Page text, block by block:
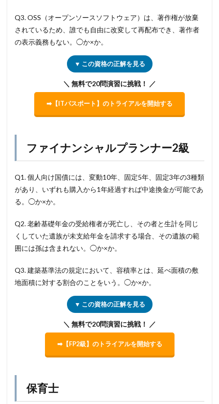
Q3. OSS（オープンソースソフトウェア）は、著作権が放棄
されているため、誰でも自由に改変して再配布でき、著作者
の表示義務もない。◯か×か。
▼ この資格の正解を見る
＼ 無料で20問演習に挑戦！ ／
➡【ITパスポート】のトライアルを開始する
ファイナンシャルプランナー2級
Q1. 個人向け国債には、変動10年、固定5年、固定3年の3種類
があり、いずれも購入から1年経過すれば中途換金が可能であ
る。◯か×か。
Q2. 老齢基礎年金の受給権者が死亡し、その者と生計を同じ
くしていた遺族が未支給年金を請求する場合、その遺族の範
囲には孫は含まれない。◯か×か。
Q3. 建築基準法の規定において、容積率とは、延べ面積の敷
地面積に対する割合のことをいう。◯か×か。
▼ この資格の正解を見る
＼ 無料で20問演習に挑戦！ ／
➡【FP2級】のトライアルを開始する
保育士